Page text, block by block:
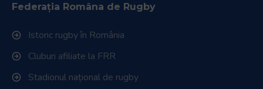
Federația Româna de Rugby
Istoric rugby în România
Cluburi afiliate la FRR
Stadionul național de rugby